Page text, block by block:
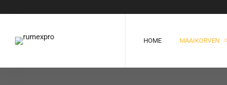
HOME MAAIKORVEN